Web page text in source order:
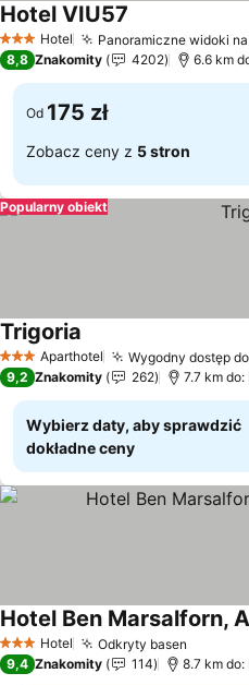
3 Kategoria
Hotel Panoramiczne widoki
Hotel VIU57
8,8 Znakomity 4202 6.6 km
Od 175 zł
Zobacz ceny z 5 stron
Popularny obiekt
3 KategoriaAparthotel Wygodny dostęp
Trigoria
9,2 Znakomity 262 7.7 km do:
Wybierz daty, aby sprawdzić
dokładne ceny
3 Kategoria
Hotel Odkryty basen
Hotel Ben Marsalforn,
9,4 Znakomity 114 8.7 km do: